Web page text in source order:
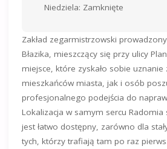
Niedziela: Zamknięte
Zakład zegarmistrzowski
Błazika, mieszczący się przy ulicy
miejsce, które zyskało sobie
mieszkańców miasta, jak i osób
profesjonalnego podejścia do
Lokalizacja w samym sercu Radomia
jest łatwo dostępny, zarówno dla
tych, którzy trafiają tam po raz